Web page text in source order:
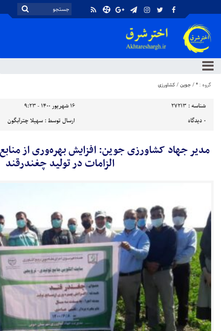
گروه : *
/جوین/کشاورزی
شناسه : 27213
۱۶ شهریور ۱۴۰۰ - ۹:۲۳
۰ دیدگاه ارسال توسط : سهیلا چترآبگون
مدیر جهاد کشاورزی جوین: افزایش بهره‌وری از
الزامات در تولید چغندرقند